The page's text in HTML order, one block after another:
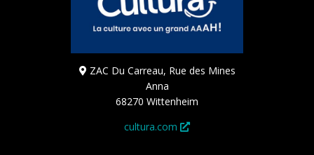
ZAC Du Carreau, Rue des Mines
Anna
68270 Wittenheim
cultura.com